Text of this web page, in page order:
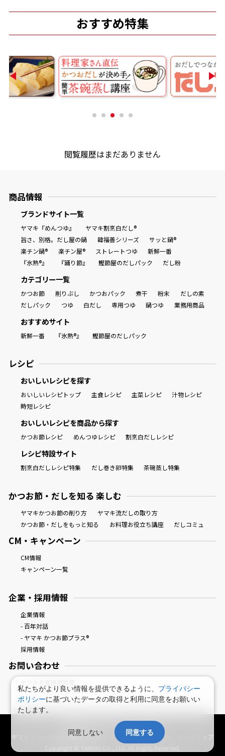
おすすめ特集
閲覧履歴はまだありません
商品情報
ブランドサイト一覧
ヤマキ『めんつゆ』
ヤマキ割烹白だし®
旨さ、別格。だし屋の鍋
韓福善シリーズ
サッと鍋®
楽チン鍋®
楽チン屋® ストレートつゆ
新鮮一番
『氷熟®』
『踊り節』 鰹節屋のだしパック だし粉
カテゴリー一覧
かつお節 削りぶし かつおパック 煮干 粉末
だしの素
だしパック
つゆ 白だし 専用つゆ 鍋つゆ 業務用商品
おすすめサイト
新鮮一番 『氷熟®』 鰹節屋のだしパック
レシピ
おいしいレシピを探す
おいしいレシピトップ 主食レシピ 主菜レシピ
汁物レシピ
時短レシピ
おいしいレシピを商品から探す
かつお節レシピ めんつゆレシピ 割烹白だしレシピ
レシピ特設サイト
割烹白だしレシピ特集 だし巻き卵特集 茶碗蒸し特集
かつお節・だしを知る 楽しむ
ヤマキかつお節の削り方
ヤマキ流だしの取り方
かつお節・だしをもっと知る
お料理お役立ち講座 だしコミュ
CM・キャンペーン
CM情報
キャンペーン一覧
企業・採用情報
企業情報
- 百年対話
- ヤマキ かつお節プラス®
採用情報
お問い合わせ
鰹節屋・だし屋、ヤマキ。 : HOME
ヤマキグループ個人情報保護方針
プライバシーポリシー
サイトマップ
私たちがより良い情報を提供できるように、 プライバシー
ポリシーに基づいたデータの取得と利用に同意をお願いい
たします。
同意しない 同意する